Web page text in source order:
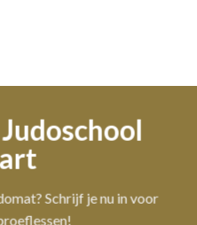
Schrijf je nu in voor